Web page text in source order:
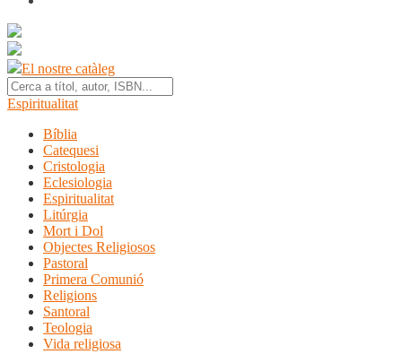
El nostre catàleg
Espiritualitat
Bíblia
Catequesi
Cristologia
Eclesiologia
Espiritualitat
Litúrgia
Mort i Dol
Objectes Religiosos
Pastoral
Primera Comunió
Religions
Santoral
Teologia
Vida religiosa